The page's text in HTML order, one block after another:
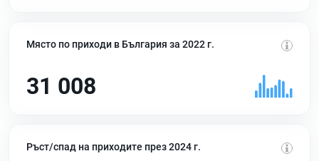
Място по приходи в България за 2022 г.
31 008
Ръст/спад на приходите през 2024 г.